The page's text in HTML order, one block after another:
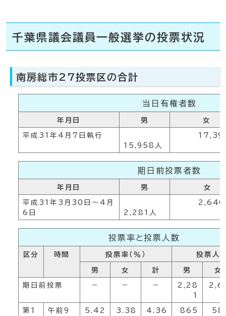
千葉県議会議員一般選挙の投票状況
南房総市27投票区の合計
当日有権者数
年月日 男 女
平成31年4月7日執行
15,958人
17,396
期日前投票者数
年月日 男 女
平成31年3月30日～4月
6日
2,281人
2,640
投票率と投票人数
区分 時間 投票率（％） 投票人数
男 女 計 男 女
期日前投票 － － －
2,28
1
第1
午前9
5.42 3.38 4.36 865